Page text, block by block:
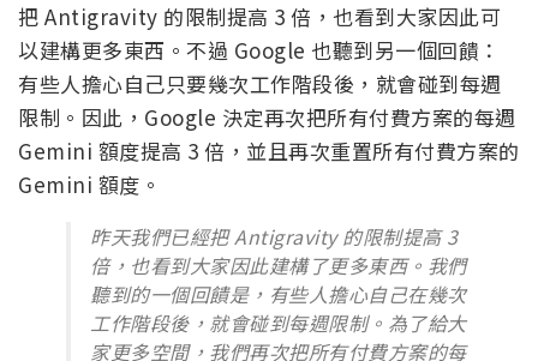
把 Antigravity 的限制提高 3 倍，也看到大家因此可
以建構更多東西。不過 Google 也聽到另一個回饋：
有些人擔心自己只要幾次工作階段後，就會碰到每週
限制。因此，Google 決定再次把所有付費方案的每週
Gemini 額度提高 3 倍，並且再次重置所有付費方案的
Gemini 額度。
昨天我們已經把 Antigravity 的限制提高 3
倍，也看到大家因此建構了更多東西。我們
聽到的一個回饋是，有些人擔心自己在幾次
工作階段後，就會碰到每週限制。為了給大
家更多空間，我們再次把所有付費方案的每